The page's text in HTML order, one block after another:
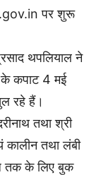
पर शुरू
थपलियाल ने
के कपाट 4 मई
रहे हैं।
तथा श्री
कालीन तथा लंबी
तक के लिए बुक